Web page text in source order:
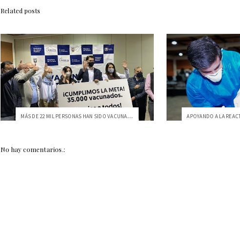
Related posts
MÁS DE 22 MIL PERSONAS HAN SIDO VACUNADA...
No hay comentarios.: